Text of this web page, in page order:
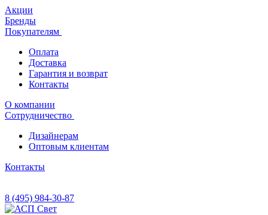
Акции
Бренды
Покупателям
Оплата
Доставка
Гарантия и возврат
Контакты
О компании
Сотрудничество
Дизайнерам
Оптовым клиентам
Контакты
8 (495) 984-30-87